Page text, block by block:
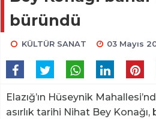
büründü
KÜLTÜR SANAT 03 Mayıs
Elazığ’ın Hüseynik
asırlık tarihi Nihat Bey